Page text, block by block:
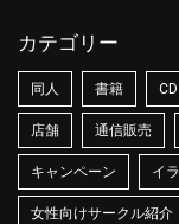
カテゴリー
同人 書籍
店舗 通信販売
キャンペーン イ
女性向けサークル紹介